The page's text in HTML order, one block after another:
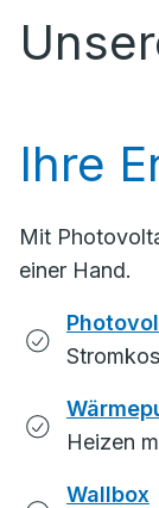
Ihre
Mit
einer Hand.
Heizen
Wallbox